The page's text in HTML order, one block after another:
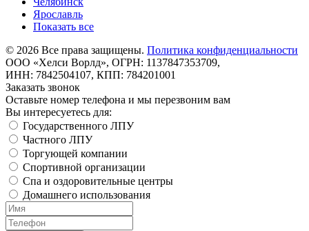
Ярославль
Показать все
© 2026 Все права защищены. Политика конфиденциальности
ООО «Хелси Ворлд», ОГРН: 1137847353709,
ИНН: 7842504107, КПП: 784201001
Заказать звонок
Оставьте номер телефона и мы перезвоним вам
Вы интересуетесь для:
Государственного ЛПУ
Частного ЛПУ
Торгующей компании
Спортивной организации
Спа и оздоровительные центры
Домашнего использования